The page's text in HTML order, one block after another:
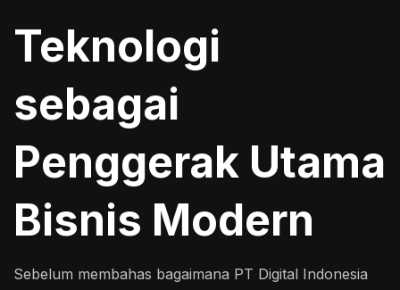
Teknologi
sebagai
Penggerak Utama
Bisnis Modern
Sebelum membahas bagaimana PT Digital Indonesia